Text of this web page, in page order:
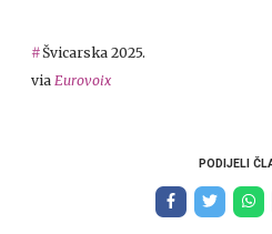
Švicarska 2025.
via Eurovoix
PODIJELI